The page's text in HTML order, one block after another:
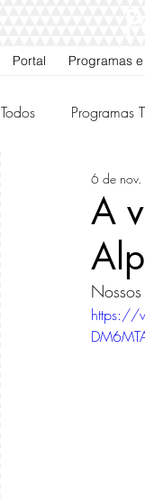
Portal Programas
Todos Programas
Motos e Carros
A
6 de
https://